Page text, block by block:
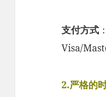
​支付方式​
Visa/
2.严格的